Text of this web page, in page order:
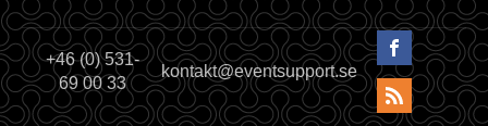
+46 (0) 531-
69 00 33
kontakt@eventsupport.se